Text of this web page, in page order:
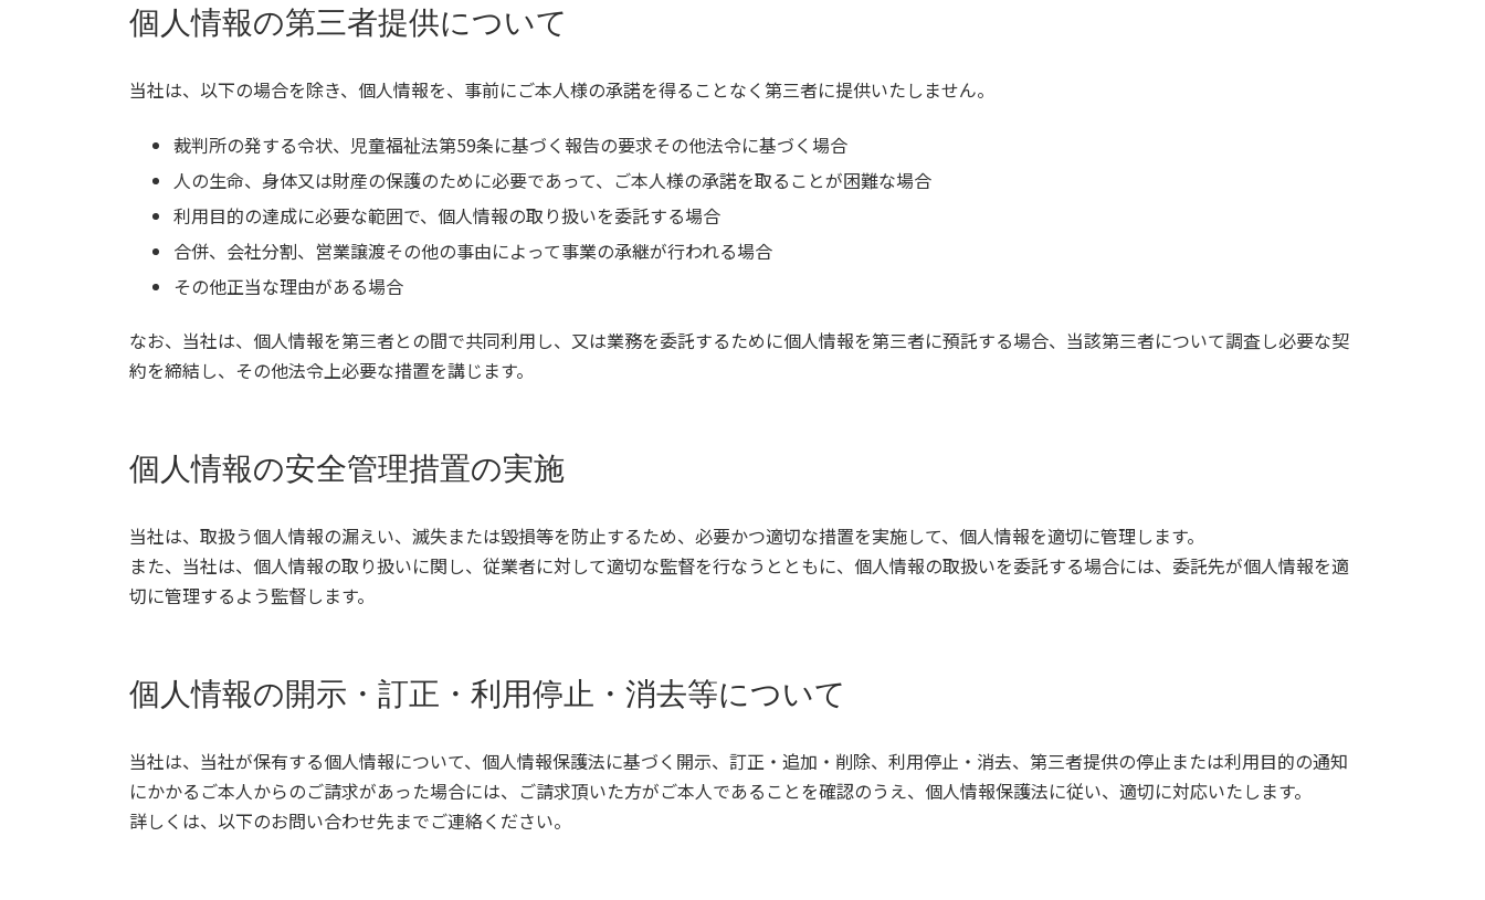
個人情報の第三者提供について
当社は、以下の場合を除き、個人情報を、事前にご本人様の承諾を得ることなく第三者に提供いたしません。
裁判所の発する令状、児童福祉法第59条に基づく報告の要求その他法令に基づく場合
人の生命、身体又は財産の保護のために必要であって、ご本人様の承諾を取ることが困難な場合
利用目的の達成に必要な範囲で、個人情報の取り扱いを委託する場合
合併、会社分割、営業譲渡その他の事由によって事業の承継が行われる場合
その他正当な理由がある場合
なお、当社は、個人情報を第三者との間で共同利用し、又は業務を委託するために個人情報を第三者に預託する場合、当該第三者について調査し必要な契
約を締結し、その他法令上必要な措置を講じます。
個人情報の安全管理措置の実施
当社は、取扱う個人情報の漏えい、滅失または毀損等を防止するため、必要かつ適切な措置を実施して、個人情報を適切に管理します。
また、当社は、個人情報の取り扱いに関し、従業者に対して適切な監督を行なうとともに、個人情報の取扱いを委託する場合には、委託先が個人情報を適
切に管理するよう監督します。
個人情報の開示・訂正・利用停止・消去等について
当社は、当社が保有する個人情報について、個人情報保護法に基づく開示、訂正・追加・削除、利用停止・消去、第三者提供の停止または利用目的の通知
にかかるご本人からのご請求があった場合には、ご請求頂いた方がご本人であることを確認のうえ、個人情報保護法に従い、適切に対応いたします。
詳しくは、以下のお問い合わせ先までご連絡ください。